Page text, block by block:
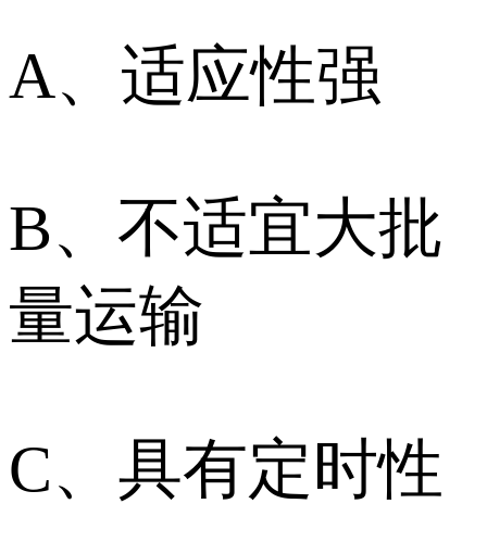
A、适应性强
B、不适宜大批
量运输
C、具有定时性